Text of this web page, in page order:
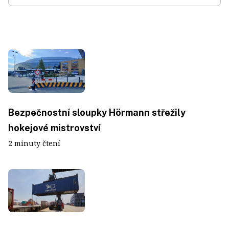
Bezpečnostní sloupky Hörmann střežily
hokejové mistrovství
2 minuty čtení